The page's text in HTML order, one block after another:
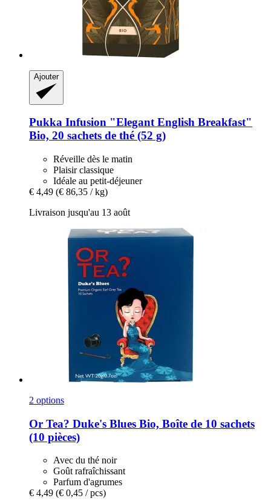
Ajouter
Pukka Infusion "Elegant English Breakfast"
Bio, 20 sachets de thé (52 g)
Réveille dès le matin
Plaisir classique
Idéale au petit-déjeuner
€ 4,49 (€ 86,35 / kg)
Livraison jusqu'au 13 août
2 options
Or Tea? Duke's Blues Bio, Boîte de 10 sachets
(10 pièces)
Avec du thé noir
Goût rafraîchissant
Parfum d'agrumes
€ 4,49 (€ 0,45 / pcs)